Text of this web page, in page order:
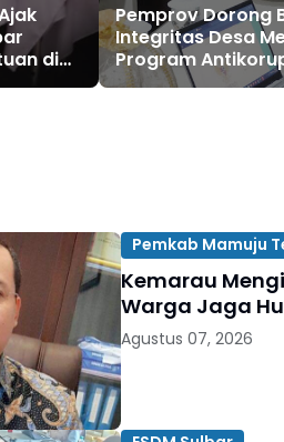
di
Pemprov Dorong
Integritas Desa
Program
Pemkab Mamuju
Kemarau
Warga Jaga
Agustus 07, 2026